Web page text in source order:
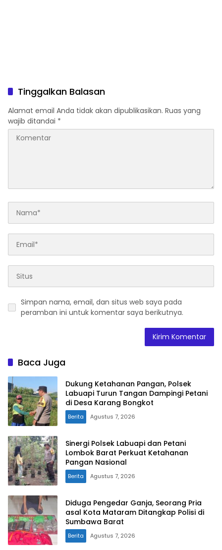
Tinggalkan Balasan
Alamat email Anda tidak akan dipublikasikan. Ruas yang
wajib ditandai *
Simpan nama, email, dan situs web saya pada
peramban ini untuk komentar saya berikutnya.
Baca Juga
Dukung Ketahanan Pangan, Polsek
Labuapi Turun Tangan Dampingi Petani
di Desa Karang Bongkot
Berita Agustus 7, 2026
Sinergi Polsek Labuapi dan Petani
Lombok Barat Perkuat Ketahanan
Pangan Nasional
Berita Agustus 7, 2026
Diduga Pengedar Ganja, Seorang Pria
asal Kota Mataram Ditangkap Polisi di
Sumbawa Barat
Berita Agustus 7, 2026